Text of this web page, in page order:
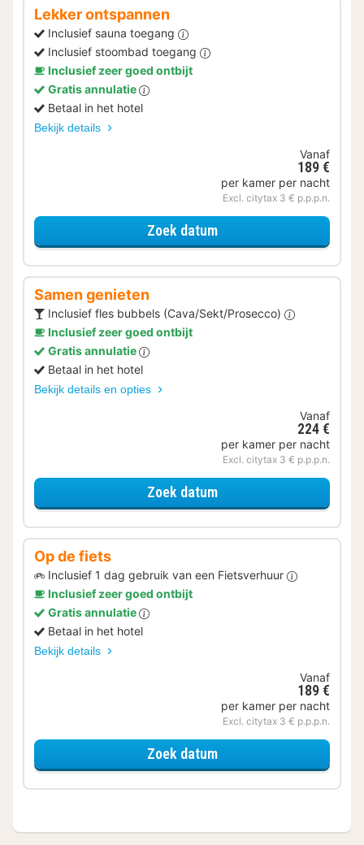
Lekker ontspannen
Inclusief sauna toegang
Inclusief stoombad toegang
Inclusief zeer goed ontbijt
Gratis annulatie
Betaal in het hotel
Bekijk details
Vanaf
189 €
per kamer per nacht
Excl. citytax 3 € p.p.p.n.
Zoek datumvoor Lekker ontspannen
Samen genieten
Inclusief fles bubbels (Cava/Sekt/Prosecco)
Inclusief zeer goed ontbijt
Gratis annulatie
Betaal in het hotel
Bekijk details en opties
Vanaf
224 €
per kamer per nacht
Excl. citytax 3 € p.p.p.n.
Zoek datumvoor Samen genieten
Op de fiets
Inclusief 1 dag gebruik van een Fietsverhuur
Inclusief zeer goed ontbijt
Gratis annulatie
Betaal in het hotel
Bekijk details
Vanaf
189 €
per kamer per nacht
Excl. citytax 3 € p.p.p.n.
Zoek datumvoor Op de fiets